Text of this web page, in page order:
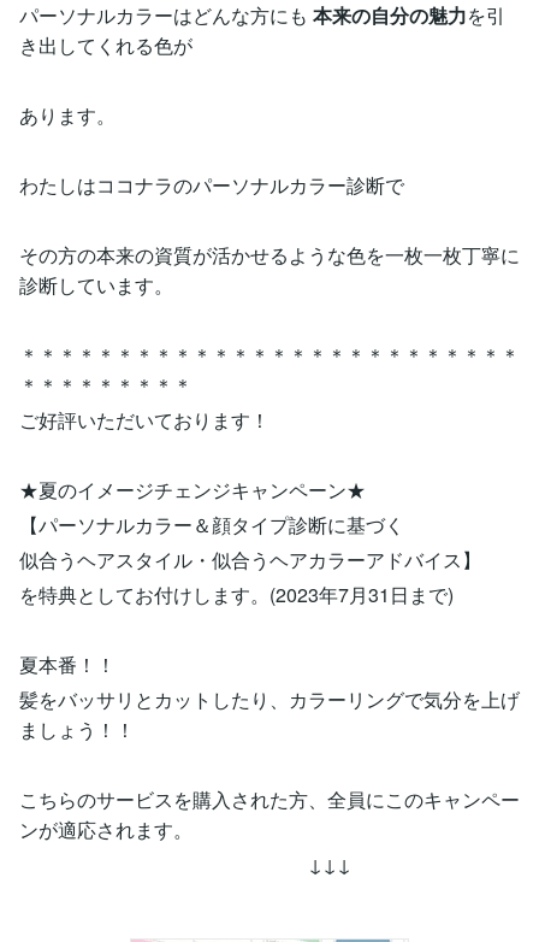
パーソナルカラーはどんな方にも 本来の自分の魅力を引
き出してくれる色が
あります。
わたしはココナラのパーソナルカラー診断で
その方の本来の資質が活かせるような色を一枚一枚丁寧に
診断しています。
＊＊＊＊＊＊＊＊＊＊＊＊＊＊＊＊＊＊＊＊＊＊＊＊＊＊
＊＊＊＊＊＊＊＊＊
ご好評いただいております！
★夏のイメージチェンジキャンペーン★
【パーソナルカラー＆顔タイプ診断に基づく
似合うヘアスタイル・似合うヘアカラーアドバイス】
を特典としてお付けします。(2023年7月31日まで)
夏本番！！
髪をバッサリとカットしたり、カラーリングで気分を上げ
ましょう！！
こちらのサービスを購入された方、全員にこのキャンペー
ンが適応されます。
↓↓↓